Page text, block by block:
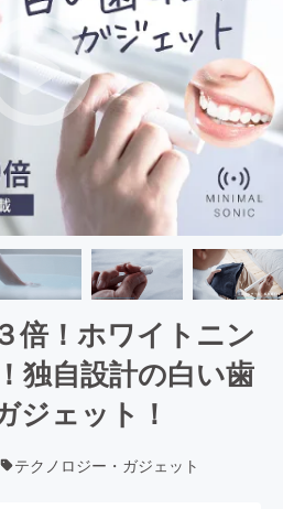
倍！ホワイトニン
独自設計の白い歯
ジェット！
テクノロジー・ガジェット